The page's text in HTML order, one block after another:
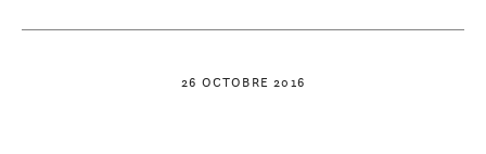
26 OCTOBRE 2016